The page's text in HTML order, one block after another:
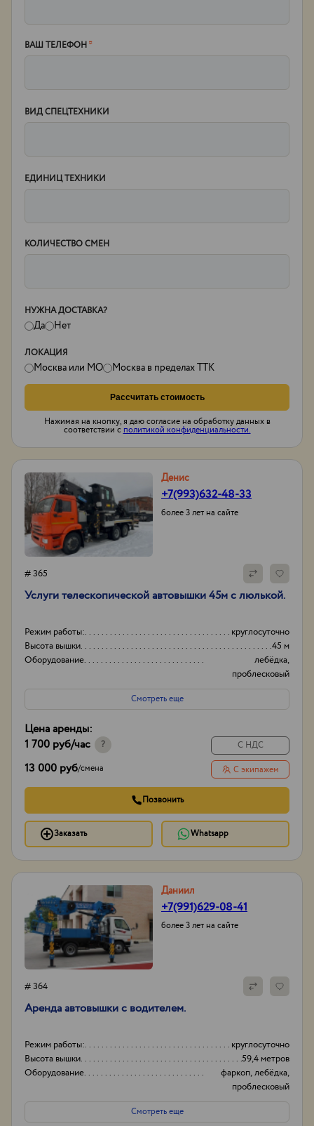
ВАШ ТЕЛЕФОН*
ВИД СПЕЦТЕХНИКИ
ЕДИНИЦ ТЕХНИКИ
КОЛИЧЕСТВО СМЕН
НУЖНА ДОСТАВКА?
Да Нет
ЛОКАЦИЯ
Москва или МО Москва в пределах ТТК
Рассчитать стоимость
Нажимая на кнопку, я даю согласие на обработку данных в
соответствии с политикой конфиденциальности.
Денис
+7(993)632-48-33
более 3 лет на сайте
# 365
Услуги телескопической автовышки 45м с люлькой.
Режим работы:
круглосуточно
Высота вышки
45 м
Оборудование
лебёдка,
проблесковый
маячок.
Смотреть еще
Цена аренды:
1 700 руб/час ?
13 000 руб/смена
С НДС
С экипажем
Позвонить
Заказать Whatsapp
Даниил
+7(991)629-08-41
более 3 лет на сайте
# 364
Аренда автовышки с водителем.
Режим работы:
круглосуточно
Высота вышки
59,4 метров
Оборудование
фаркоп, лебёдка,
проблесковый
маячок,
Смотреть еще